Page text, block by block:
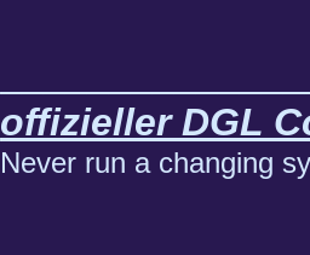
offizieller DGL
Never run a changing